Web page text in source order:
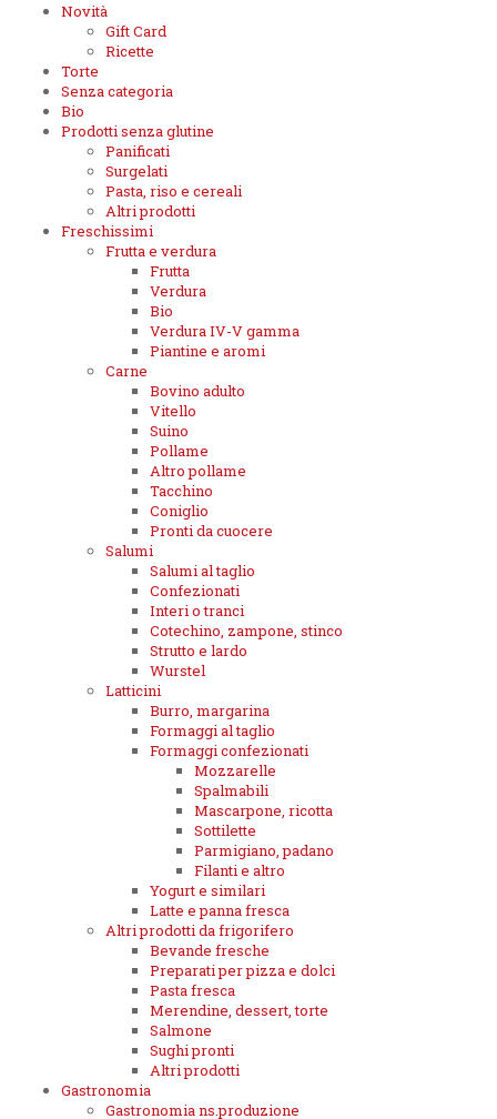
Novità
Gift Card
Ricette
Torte
Senza categoria
Bio
Prodotti senza glutine
Panificati
Surgelati
Pasta, riso e cereali
Altri prodotti
Freschissimi
Frutta e verdura
Frutta
Verdura
Bio
Verdura IV-V gamma
Piantine e aromi
Carne
Bovino adulto
Vitello
Suino
Pollame
Altro pollame
Tacchino
Coniglio
Pronti da cuocere
Salumi
Salumi al taglio
Confezionati
Interi o tranci
Cotechino, zampone, stinco
Strutto e lardo
Wurstel
Latticini
Burro, margarina
Formaggi al taglio
Formaggi confezionati
Mozzarelle
Spalmabili
Mascarpone, ricotta
Sottilette
Parmigiano, padano
Filanti e altro
Yogurt e similari
Latte e panna fresca
Altri prodotti da frigorifero
Bevande fresche
Preparati per pizza e dolci
Pasta fresca
Merendine, dessert, torte
Salmone
Sughi pronti
Altri prodotti
Gastronomia
Gastronomia ns.produzione